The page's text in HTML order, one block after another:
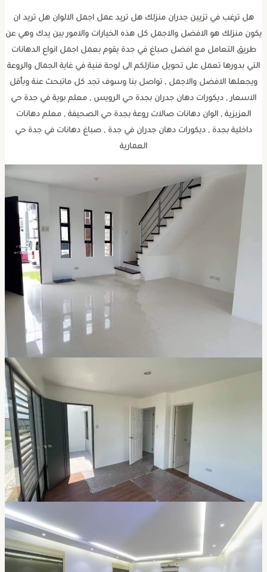
هل ترغب في تزيين جدران منزلك هل تريد عمل اجمل الالوان هل تريد ان
يكون منزلك هو الافضل والاجمل كل هذه الخيارات والامور بين يدك وهي عن
طريق التعامل مع افضل صباغ في جدة يقوم بعمل اجمل انواع الدهانات
التي بدورها تعمل على تحويل منازلكم الى لوحة فنية في غاية الجمال والروعة
ويجعلها الافضل والاجمل , تواصل بنا وسوف تجد كل ماتبحث عنة وبأقل
الاسعار , ديكورات دهان جدران بجدة حي الرويس , معلم بوية في جدة حي
العزيزية , الوان دهانات صالات روعة بجدة حي الصحيفة , معلم دهانات
داخلية بجدة , ديكورات دهان جدران في جدة , صباغ دهانات في جدة حي
العمارية